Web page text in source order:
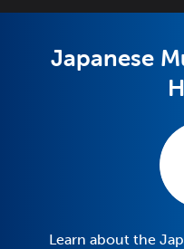
Japanese
Learn about the